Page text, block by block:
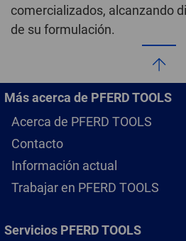
comercializados, alcanzando
de su formulación.
Más acerca de PFERD TOOLS
Acerca de PFERD TOOLS
Contacto
Información actual
Trabajar en PFERD TOOLS
Servicios PFERD TOOLS